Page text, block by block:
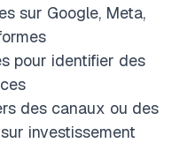
sur Google, Meta,
pour identifier des
des canaux ou des
investissement